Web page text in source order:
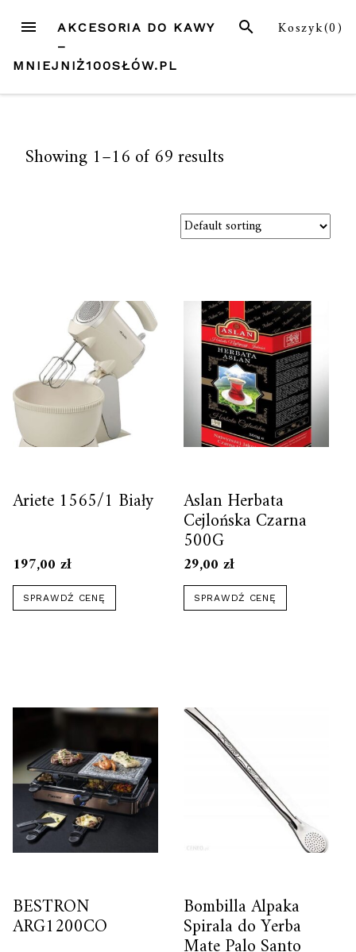
treści
MENU Koszyk(0)
SZUKAJ
AKCESORIA DO KAWY
–
MNIEJNIŻ100SŁÓW.PL
Showing 1–16 of 69 results
Ariete 1565/1 Biały
197,00 zł
SPRAWDŹ CENĘ
Aslan Herbata
Cejlońska Czarna
500G
29,00zł
SPRAWDŹ CENĘ
BESTRON
ARG1200CO
Bombilla Alpaka
Spirala do Yerba